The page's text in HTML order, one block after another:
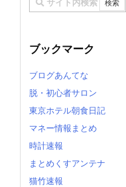
ブックマーク
ブログあんてな
脱・初心者サロン
東京ホテル朝食日記
マネー情報まとめ
時計速報
まとめくすアンテナ
猫竹速報